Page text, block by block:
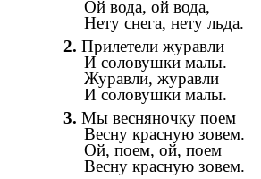
Ой вода, ой вода,
Нету снега, нету льда.
2. Прилетели журавли
И соловушки малы.
Журавли, журавли
И соловушки малы.
3. Мы весняночку поем
Весну красную зовем.
Ой, поем, ой, поем
Весну красную зовем.